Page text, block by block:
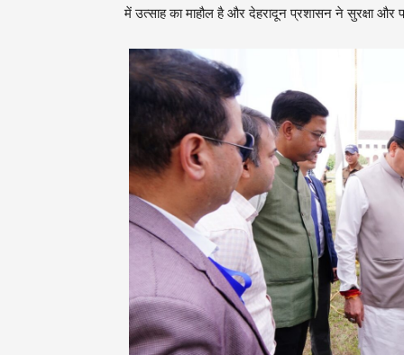
में उत्साह का माहौल है और देहरादून प्रशासन ने सुरक्षा और